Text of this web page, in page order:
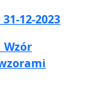
12-2023
Wzór